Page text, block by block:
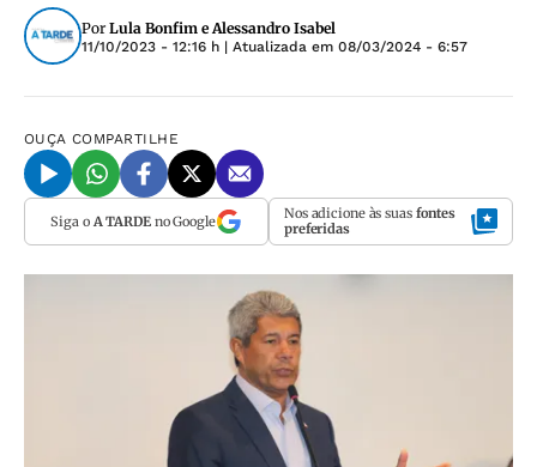
Por Lula Bonfim e Alessandro Isabel
11/10/2023 - 12:16 h | Atualizada em 08/03/2024 - 6:57
OUÇA COMPARTILHE
Siga o A TARDEno Google Nos adicione às suas fontes
preferidas